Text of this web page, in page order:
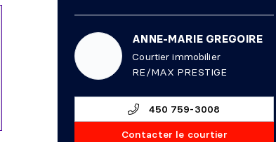
ANNE-MARIE GREGOIRE
Courtier immobilier
RE/MAX PRESTIGE
450 759-3008
Contacter le courtier